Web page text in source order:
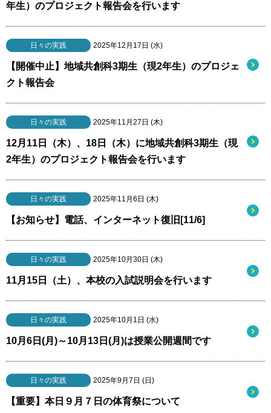
年生）のプロジェクト報告会を行います
日々の実践 2025年12月17日 (水)
【開催中止】地域共創科3期生（現2年生）のプロジェ
クト報告会
日々の実践 2025年11月27日 (木)
12月11日（木）、18日（木）に地域共創科3期生（現
2年生）のプロジェクト報告会を行います
日々の実践 2025年11月6日 (木)
【お知らせ】電話、インターネット復旧[11/6]
日々の実践 2025年10月30日 (木)
11月15日（土）、本校の入試説明会を行います
日々の実践 2025年10月1日 (水)
10月6日(月)～10月13日(月)は授業公開週間です
日々の実践 2025年9月7日 (日)
【重要】本日９月７日の体育祭について